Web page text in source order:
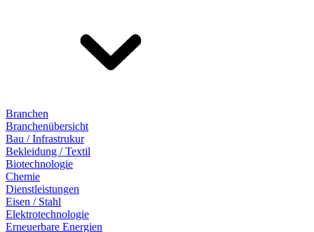
Branchen
Branchenübersicht
Bau / Infrastrukur
Bekleidung / Textil
Biotechnologie
Chemie
Dienstleistungen
Eisen / Stahl
Elektrotechnologie
Erneuerbare Energien